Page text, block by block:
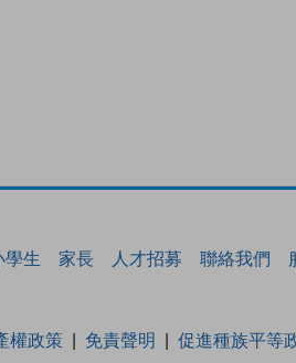
學生 家長 人才招募 聯絡我們
權政策 免責聲明 促進種族平等